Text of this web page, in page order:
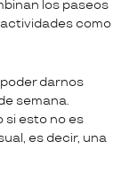
los paseos
como
darnos
semana.
si esto no es
es decir, una